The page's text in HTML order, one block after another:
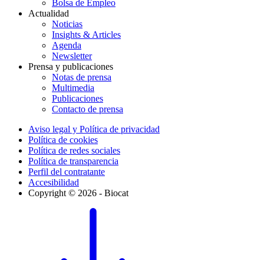
Bolsa de Empleo
Actualidad
Noticias
Insights & Articles
Agenda
Newsletter
Prensa y publicaciones
Notas de prensa
Multimedia
Publicaciones
Contacto de prensa
Aviso legal y Política de privacidad
Política de cookies
Política de redes sociales
Política de transparencia
Perfil del contratante
Accesibilidad
Copyright © 2026 - Biocat